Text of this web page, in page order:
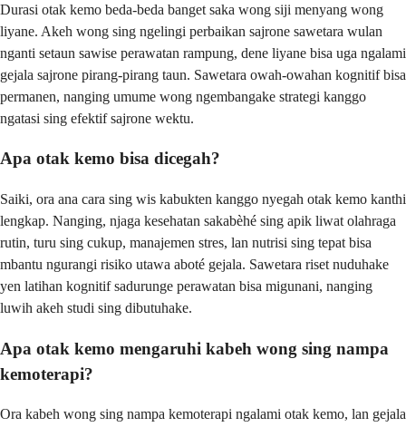
Durasi otak kemo beda-beda banget saka wong siji menyang wong
liyane. Akeh wong sing ngelingi perbaikan sajrone sawetara wulan
nganti setaun sawise perawatan rampung, dene liyane bisa uga ngalami
gejala sajrone pirang-pirang taun. Sawetara owah-owahan kognitif bisa
permanen, nanging umume wong ngembangake strategi kanggo
ngatasi sing efektif sajrone wektu.
Apa otak kemo bisa dicegah?
Saiki, ora ana cara sing wis kabukten kanggo nyegah otak kemo kanthi
lengkap. Nanging, njaga kesehatan sakabèhé sing apik liwat olahraga
rutin, turu sing cukup, manajemen stres, lan nutrisi sing tepat bisa
mbantu ngurangi risiko utawa aboté gejala. Sawetara riset nuduhake
yen latihan kognitif sadurunge perawatan bisa migunani, nanging
luwih akeh studi sing dibutuhake.
Apa otak kemo mengaruhi kabeh wong sing nampa
kemoterapi?
Ora kabeh wong sing nampa kemoterapi ngalami otak kemo, lan gejala